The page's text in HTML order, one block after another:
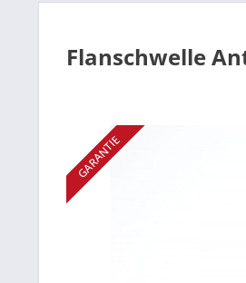
Flanschwelle
GARANTIE